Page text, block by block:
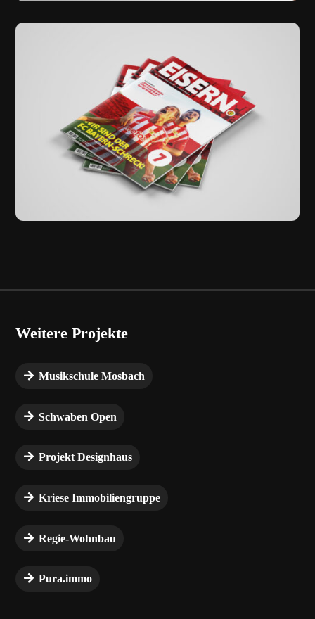
Weitere Projekte
Musikschule Mosbach
Schwaben Open
Projekt Designhaus
Kriese Immobiliengruppe
Regie-Wohnbau
Pura.immo